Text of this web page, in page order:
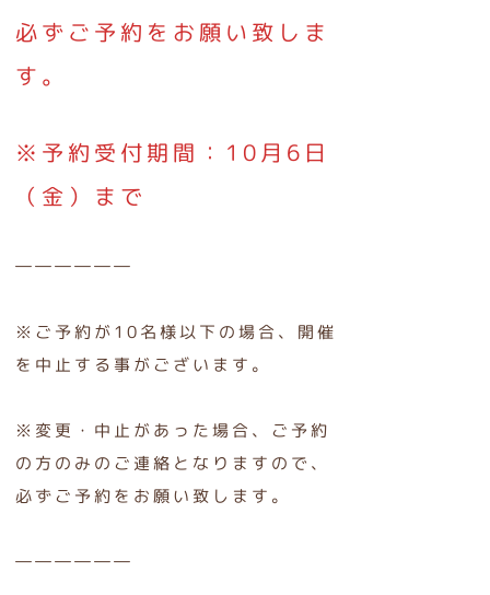
必ずご予約をお願い致しま
す。
※予約受付期間：10月6日
（金）まで
――――――
※ご予約が10名様以下の場合、開催
を中止する事がございます。
※変更・中止があった場合、ご予約
の方のみのご連絡となりますので、
必ずご予約をお願い致します。
――――――